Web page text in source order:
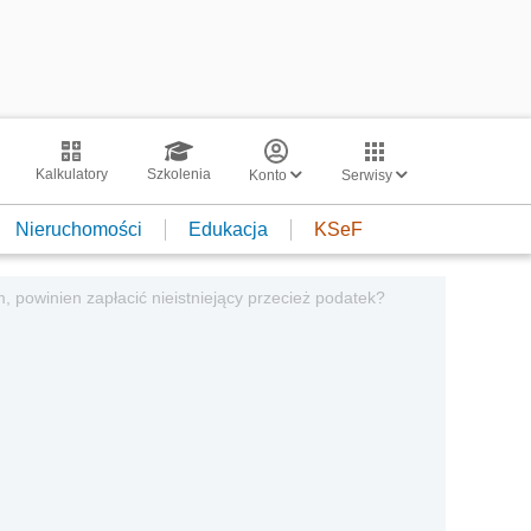
Kalkulatory Szkolenia Konto Serwisy
Nieruchomości Edukacja KSeF
zapłacić nieistniejący przecież podatek?